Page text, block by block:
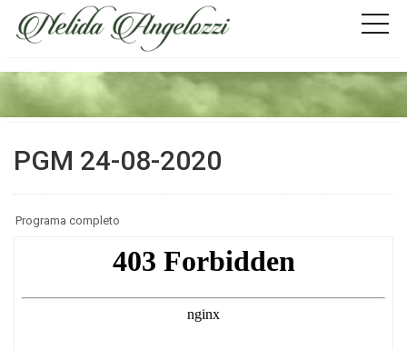
PGM 24-08-2020
Programa completo